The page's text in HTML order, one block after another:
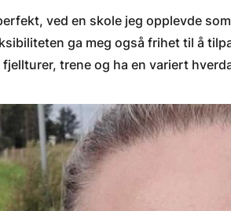
ved en skole jeg opplevde
ga meg også frihet til å
fjellturer, trene og ha en variert